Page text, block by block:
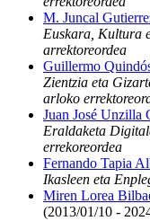
M. Juncal
Euskara, Kultura
arrektoreordea
Guillermo
Zientzia eta
arloko
Juan José Unzilla
Eraldaketa
errekoreordea
Fernando Tapia
Ikasleen eta
Miren Lorea
(2013/01/10 -